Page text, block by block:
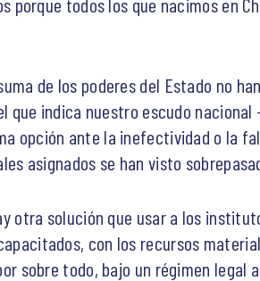
de los poderes del Estado no
que indica nuestro escudo
opción ante la inefectividad o la
asignados se han visto
otra solución que usar a los
con los recursos
sobre todo, bajo un régimen